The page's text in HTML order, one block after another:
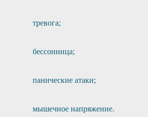
тревога;
бессонница;
панические атаки;
мышечное напряжение.